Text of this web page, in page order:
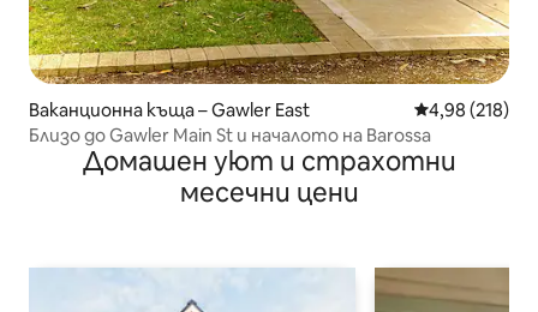
Ваканционна къща – Gawler East Средна
4,98 (218)
Близо до Gawler Main St и началото на Barossa
Домашен уют и страхотни
месечни цени